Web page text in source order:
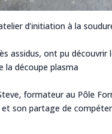
d’initiation à la
assidus, ont pu
la découpe plasma
formateur au Pôle
son partage de